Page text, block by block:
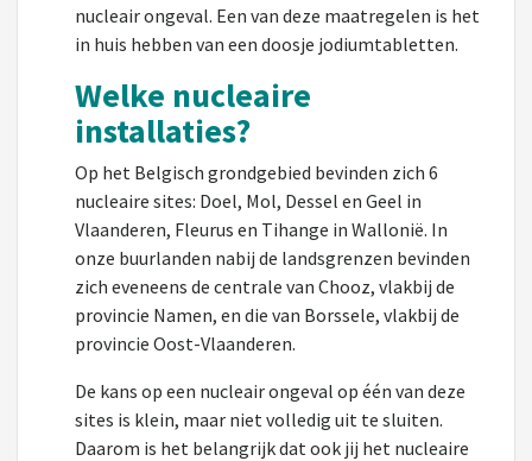
nucleair ongeval. Een van deze maatregelen is het
in huis hebben van een doosje jodiumtabletten.
Welke nucleaire
installaties?
Op het Belgisch grondgebied bevinden zich 6
nucleaire sites: Doel, Mol, Dessel en Geel in
Vlaanderen, Fleurus en Tihange in Wallonië. In
onze buurlanden nabij de landsgrenzen bevinden
zich eveneens de centrale van Chooz, vlakbij de
provincie Namen, en die van Borssele, vlakbij de
provincie Oost-Vlaanderen.
De kans op een nucleair ongeval op één van deze
sites is klein, maar niet volledig uit te sluiten.
Daarom is het belangrijk dat ook jij het nucleaire